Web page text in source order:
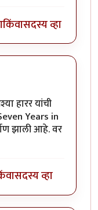
किंवासदस्य व्हा
हारर यांची
Years in
झाली आहे. वर
सदस्य व्हा